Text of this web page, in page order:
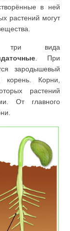
в ней
расте­ний могут
три вида
. При
зародыше­вый
Корни,
растений
От главного